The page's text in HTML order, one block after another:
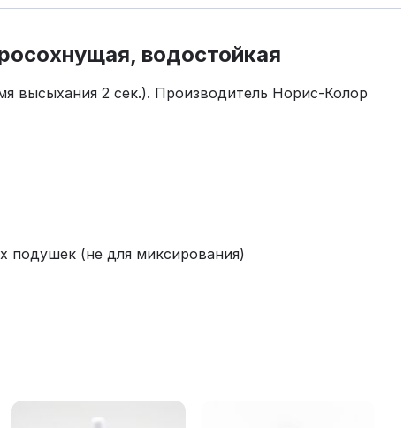
водостойкая
высыхания 2 сек.). Производитель Норис-Колор
подушек (не для миксирования)